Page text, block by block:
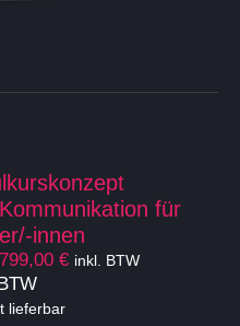
für
innen
€Preisspanne:
inkl. BTW
lieferbar